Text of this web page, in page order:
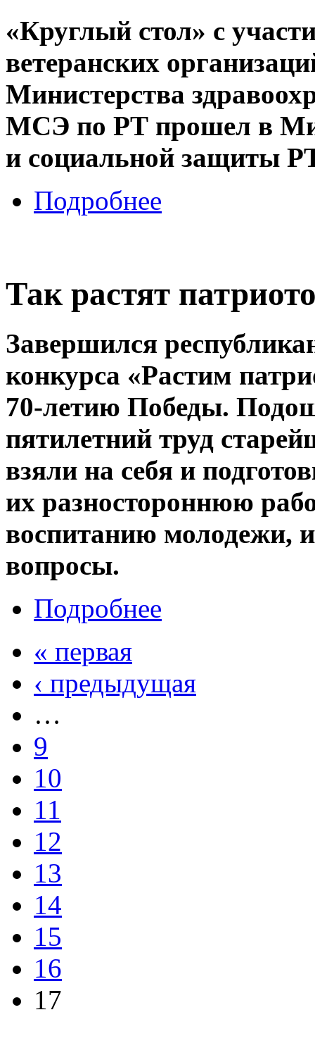
«Круглый стол» с
ветеранских
Министерства
МСЭ по РТ прошел в
и социальной защиты
Подробнее
Так растят
Завершился
конкурса «Растим
70-летию Победы.
пятилетний труд
взяли на себя и
их разностороннюю
воспитанию молодежи,
вопросы.
Подробнее
« первая
‹ предыдущая
…
9
10
11
12
13
14
15
16
17